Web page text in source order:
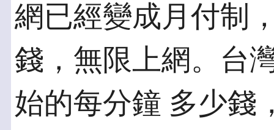
網已經變成月付制
錢，無限上網。台
始的每分鐘 多少錢